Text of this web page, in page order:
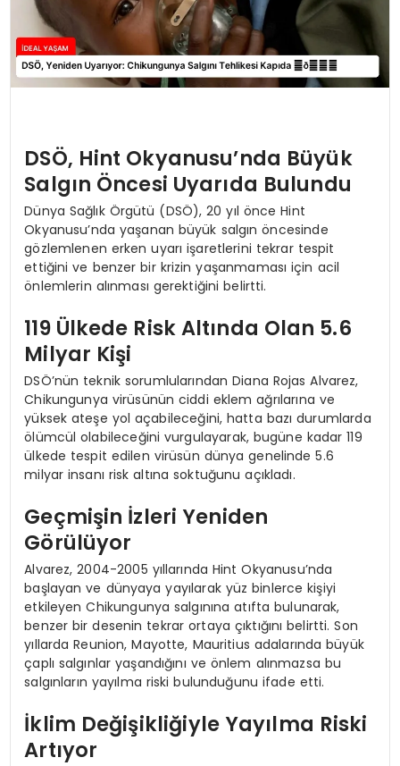
DSÖ, Hint Okyanusu’nda Büyük
Salgın Öncesi Uyarıda Bulundu
Dünya Sağlık Örgütü (DSÖ), 20 yıl önce Hint
Okyanusu’nda yaşanan büyük salgın öncesinde
gözlemlenen erken uyarı işaretlerini tekrar tespit
ettiğini ve benzer bir krizin yaşanmaması için acil
önlemlerin alınması gerektiğini belirtti.
119 Ülkede Risk Altında Olan 5.6
Milyar Kişi
DSÖ’nün teknik sorumlularından Diana Rojas Alvarez,
Chikungunya virüsünün ciddi eklem ağrılarına ve
yüksek ateşe yol açabileceğini, hatta bazı durumlarda
ölümcül olabileceğini vurgulayarak, bugüne kadar 119
ülkede tespit edilen virüsün dünya genelinde 5.6
milyar insanı risk altına soktuğunu açıkladı.
Geçmişin İzleri Yeniden
Görülüyor
Alvarez, 2004-2005 yıllarında Hint Okyanusu’nda
başlayan ve dünyaya yayılarak yüz binlerce kişiyi
etkileyen Chikungunya salgınına atıfta bulunarak,
benzer bir desenin tekrar ortaya çıktığını belirtti. Son
yıllarda Reunion, Mayotte, Mauritius adalarında büyük
çaplı salgınlar yaşandığını ve önlem alınmazsa bu
salgınların yayılma riski bulunduğunu ifade etti.
İklim Değişikliğiyle Yayılma Riski
Artıyor